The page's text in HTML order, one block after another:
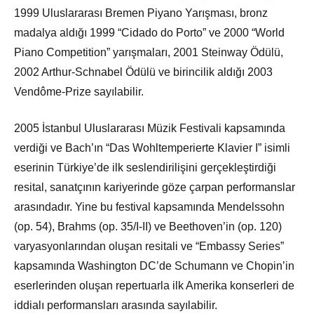
1999 Uluslararası Bremen Piyano Yarışması, bronz
madalya aldığı 1999 “Cidado do Porto” ve 2000 “World
Piano Competition” yarışmaları, 2001 Steinway Ödülü,
2002 Arthur-Schnabel Ödülü ve birincilik aldığı 2003
Vendôme-Prize sayılabilir.
2005 İstanbul Uluslararası Müzik Festivali kapsamında
verdiği ve Bach’ın “Das Wohltemperierte Klavier I” isimli
eserinin Türkiye’de ilk seslendirilişini gerçekleştirdiği
resital, sanatçının kariyerinde göze çarpan performanslar
arasındadır. Yine bu festival kapsamında Mendelssohn
(op. 54), Brahms (op. 35/I-II) ve Beethoven’in (op. 120)
varyasyonlarından oluşan resitali ve “Embassy Series”
kapsamında Washington DC’de Schumann ve Chopin’in
eserlerinden oluşan repertuarla ilk Amerika konserleri de
iddialı performansları arasında sayılabilir.